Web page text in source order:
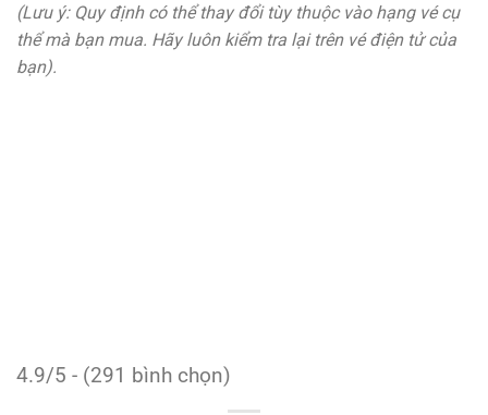
(Lưu ý: Quy định có thể thay đổi tùy thuộc vào hạng vé cụ
thể mà bạn mua. Hãy luôn kiểm tra lại trên vé điện tử của
bạn).
4.9/5 - (291 bình chọn)